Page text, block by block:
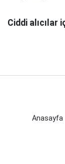
Ciddi
Anasayfa